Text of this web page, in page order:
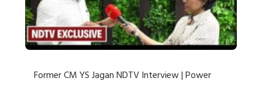
Former CM YS Jagan NDTV Interview | Power